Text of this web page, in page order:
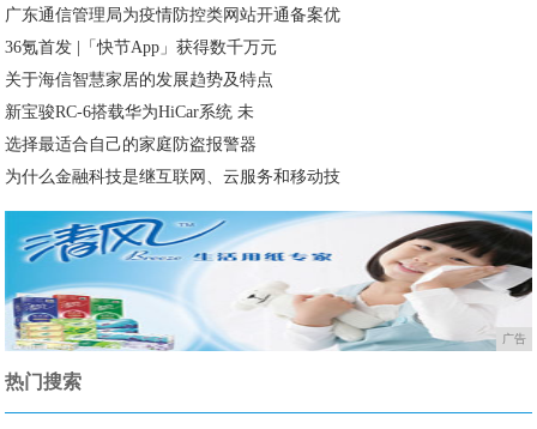
广东通信管理局为疫情防控类网站开通备案优
36氪首发 |「快节App」获得数千万元
关于海信智慧家居的发展趋势及特点
新宝骏RC-6搭载华为HiCar系统 未
选择最适合自己的家庭防盗报警器
为什么金融科技是继互联网、云服务和移动技
广告
热门搜索